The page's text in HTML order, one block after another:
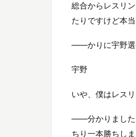
総合からレスリ
たりですけど本
――かりに宇野選
宇野
いや、僕はレス
――分かりました
ちり一本勝ちし